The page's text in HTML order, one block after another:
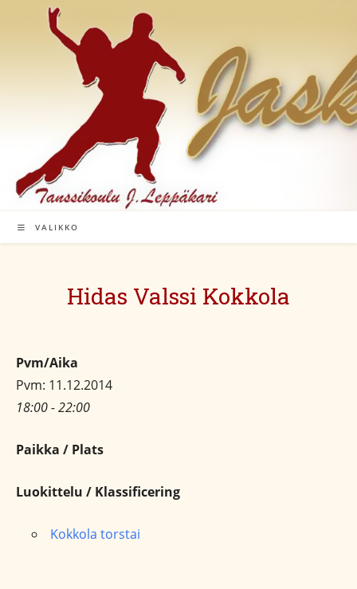
VALIKKO
Hidas Valssi Kokkola
Pvm/Aika
Pvm: 11.12.2014
18:00 - 22:00
Paikka / Plats
Luokittelu / Klassificering
Kokkola torstai